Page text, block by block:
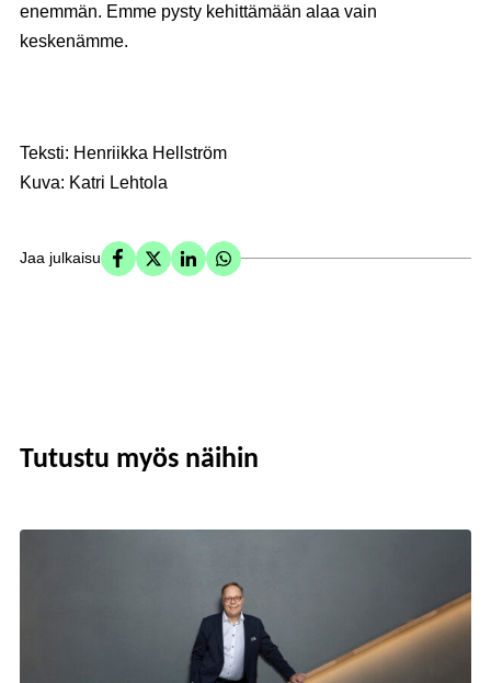
enemmän. Emme pysty kehittämään alaa vain
keskenämme.
Teksti: Henriikka Hellström
Kuva: Katri Lehtola
Jaa julkaisu
Tutustu myös näihin